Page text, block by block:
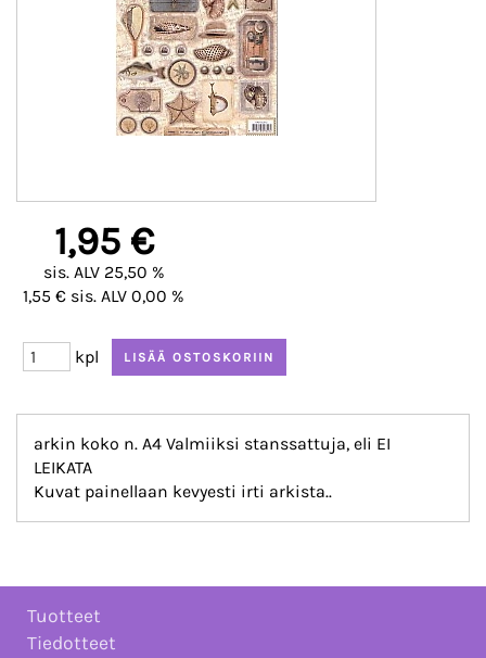
1,95 €
sis. ALV 25,50 %
1,55 € sis. ALV 0,00 %
kpl
arkin koko n. A4 Valmiiksi stanssattuja, eli EI
LEIKATA
Kuvat painellaan kevyesti irti arkista..
Tuotteet
Tiedotteet